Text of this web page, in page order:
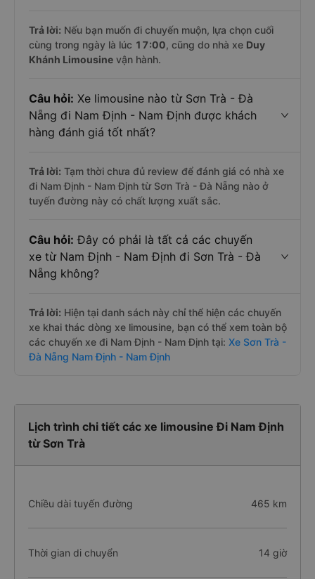
Trả lời: Nếu bạn muốn đi chuyến muộn, lựa chọn cuối
cùng trong ngày là lúc 17:00, cũng do nhà xe Duy
Khánh Limousine vận hành.
Câu hỏi: Xe limousine nào từ Sơn Trà - Đà
Nẵng đi Nam Định - Nam Định được khách
hàng đánh giá tốt nhất?
Trả lời: Tạm thời chưa đủ review để đánh giá có nhà xe
đi Nam Định - Nam Định từ Sơn Trà - Đà Nẵng nào ở
tuyến đường này có chất lượng xuất sắc.
Câu hỏi: Đây có phải là tất cả các chuyến
xe từ Nam Định - Nam Định đi Sơn Trà - Đà
Nẵng không?
Trả lời: Hiện tại danh sách này chỉ thể hiện các chuyến
xe khai thác dòng xe limousine, bạn có thể xem toàn bộ
các chuyến xe đi Nam Định - Nam Định tại: Xe Sơn Trà -
Đà Nẵng Nam Định - Nam Định
Lịch trình chi tiết các xe limousine Đi Nam Định
từ Sơn Trà
Chiều dài tuyến đường 465 km
Thời gian di chuyển 14 giờ